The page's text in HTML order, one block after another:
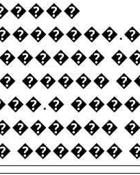
�����
������